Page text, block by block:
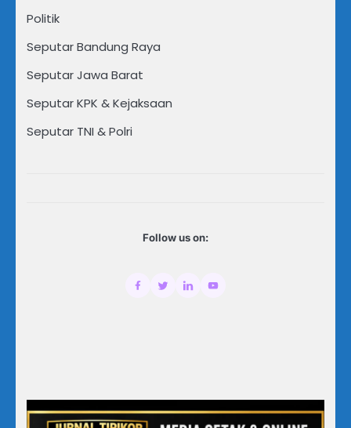
Politik
Seputar Bandung Raya
Seputar Jawa Barat
Seputar KPK & Kejaksaan
Seputar TNI & Polri
Follow us on: